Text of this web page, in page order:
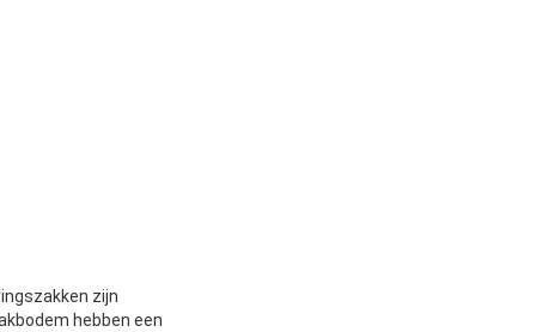
zijn
hebben een